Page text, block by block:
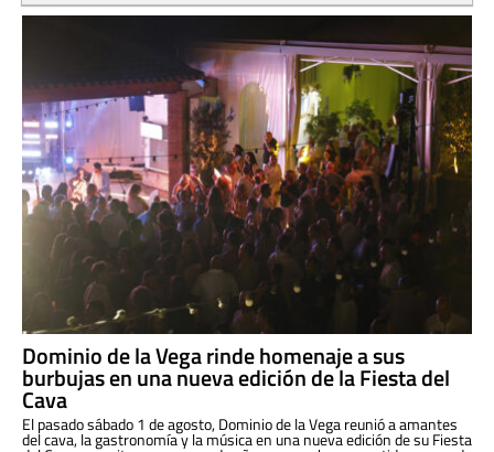
Dominio de la Vega rinde homenaje a sus
burbujas en una nueva edición de la Fiesta del
Cava
El pasado sábado 1 de agosto, Dominio de la Vega reunió a amantes
del cava, la gastronomía y la música en una nueva edición de su Fiesta